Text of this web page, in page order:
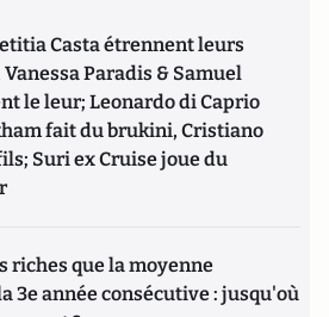
Casta étrennent leurs
Paradis & Samuel
le leur; Leonardo di Caprio
fait du brukini, Cristiano
Suri ex Cruise joue du
riches que la moyenne
3e année consécutive : jusqu'où